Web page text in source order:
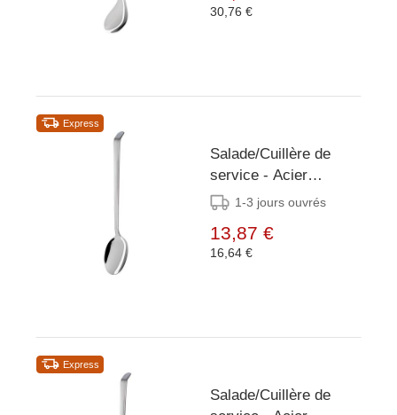
30,76 €
Express
Salade/Cuillère de
service - Acier
inoxydable - 29 cm
1-3 jours ouvrés
13,87 €
16,64 €
Express
Salade/Cuillère de